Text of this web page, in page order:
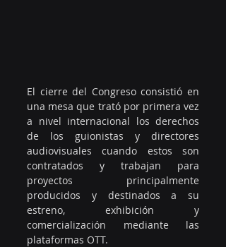
El cierre del Congreso consistió en
una mesa que trató por primera vez
a nivel internacional los derechos
de los guionistas y directores
audiovisuales cuando estos son
contratados y trabajan para
proyectos principalmente
producidos y destinados a su
estreno, exhibición y
comercialización mediante las
plataformas OTT.